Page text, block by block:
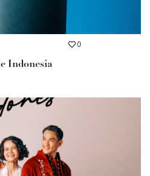
0
Indonesia